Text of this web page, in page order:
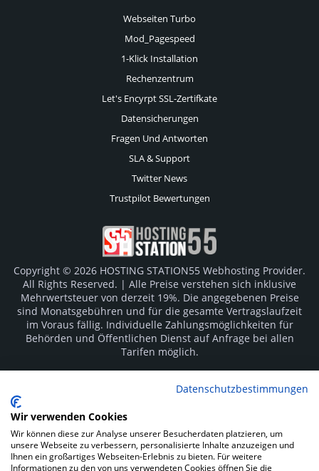
Webseiten Turbo
Mod_Pagespeed
1-Klick Installation
Rechenzentrum
Let's Encyrpt SSL-Zertifkate
Datensicherungen
Fragen Und Antworten
SLA & Support
Twitter News
Trustpilot Bewertungen
Copyright © 2026 HOSTING STATION55 Webhosting Provider.
All Rights Reserved. | Alle Preise verstehen sich inklusive
Mehrwertsteuer von derzeit 19%. Die angegebenen Preise
sind Monatsgebühren und für die gesamte Vertragslaufzeit
im Voraus fällig. Individuelle Zahlungsmöglichkeiten für
Behörden und Öffentlichen Dienst auf Anfrage bei allen
Tarifen möglich.
Hersteller. Irrtümer vorbehalten.
SOCIAL MEDIA
Datenschutzbestimmungen
Wir verwenden Cookies
Wir können diese zur Analyse unserer Besucherdaten platzieren, um
unsere Webseite zu verbessern, personalisierte Inhalte anzuzeigen und
Ihnen ein großartiges Webseiten-Erlebnis zu bieten. Für weitere
Informationen zu den von uns verwendeten Cookies öffnen Sie die